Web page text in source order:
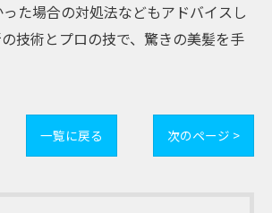
た場合の対処法などもアドバイスし
技術とプロの技で、驚きの美髪を手
一覧に戻る 次のページ >